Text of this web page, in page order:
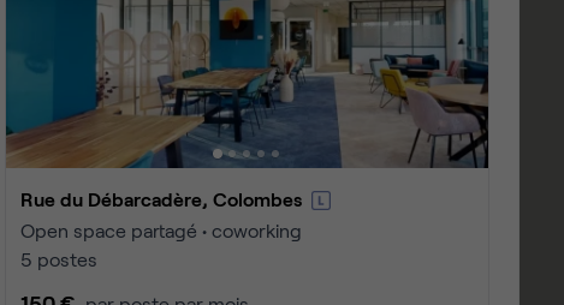
1 à 18